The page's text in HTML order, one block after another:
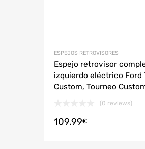
ESPEJOS RETROVISORES
Espejo retrovisor
izquierdo eléctrico Ford
Custom, Tourneo
(0 reviews)
109.99€